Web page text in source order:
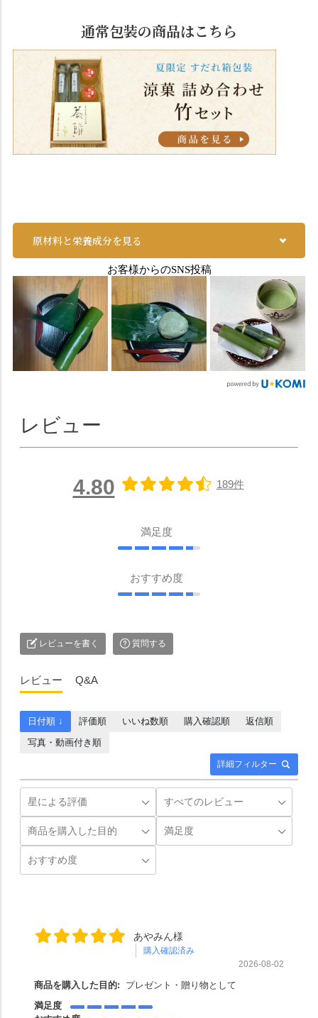
通常包装の商品はこちら
原材料と栄養成分を見る
お客様からのSNS投稿
レビュー
4.80 189件
満足度
おすすめ度
レビューを書く 質問する
レビュー Q&A
詳細フィルター
日付順 ↓ 評価順 いいね数順 購入確認順
返信順
写真・動画付き順
あやみん様
購入確認済み
2026-08-02
商品を購入した目的:
プレゼント・贈り物として
満足度